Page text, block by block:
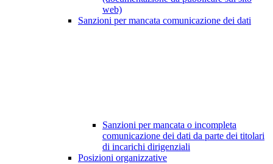
web)
Sanzioni per mancata comunicazione dei dati
Sanzioni per mancata o incompleta
comunicazione dei dati da parte dei titolari
di incarichi dirigenziali
Posizioni organizzative